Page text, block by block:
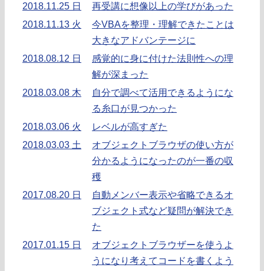
2018.11.25 日
再受講に想像以上の学びがあった
2018.11.13 火
今VBAを整理・理解できたことは
大きなアドバンテージに
2018.08.12 日
感覚的に身に付けた法則性への理
解が深まった
2018.03.08 木
自分で調べて活用できるようにな
る糸口が見つかった
2018.03.06 火
レベルが高すぎた
2018.03.03 土
オブジェクトブラウザの使い方が
分かるようになったのが一番の収
穫
2017.08.20 日
自動メンバー表示や省略できるオ
ブジェクト式など疑問が解決でき
た
2017.01.15 日
オブジェクトブラウザーを使うよ
うになり考えてコードを書くよう